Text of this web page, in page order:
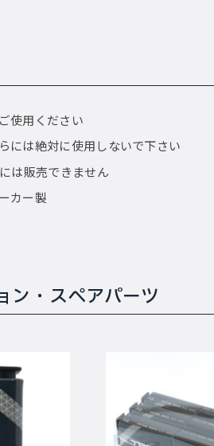
使用ください
には絶対に使用しないで下さい
は販売できません
カー製
ン・スペアパーツ